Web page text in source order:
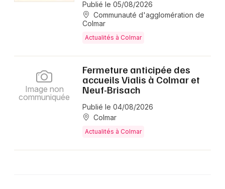
Publié le 05/08/2026
Communauté d'agglomération de
Colmar
Actualités à Colmar
Fermeture anticipée des
accueils Vialis à Colmar et
Neuf-Brisach
Publié le 04/08/2026
Colmar
Actualités à Colmar
Image non
communiquée